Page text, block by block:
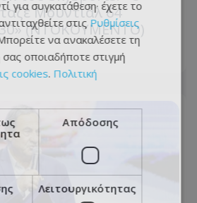
Μουντιάλ 64
(ΝΤΟΚΟΥΜΕΝΤΟ)
για συγκατάθεση· έχετε το
στις Ρυθμίσεις
να ανακαλέσετε τη
οποιαδήποτε στιγμή
cookies. Πολιτική
Απόδοσης
Λειτουργικότητας